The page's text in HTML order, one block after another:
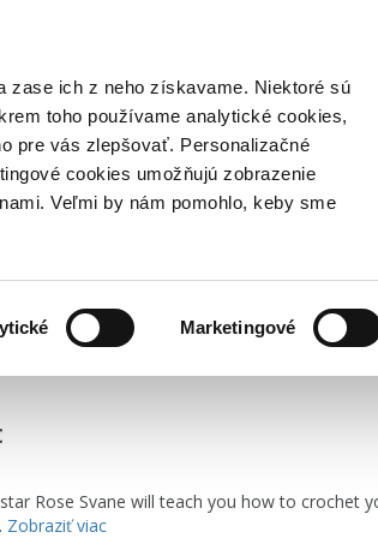
zase ich z neho získavame. Niektoré sú
toho používame analytické cookies,
pre vás zlepšovať. Personalizačné
cookies umožňujú zobrazenie
Veľmi by nám pomohlo, keby sme
Marketingové
Rose Svane will teach you how to crochet
Zobraziť viac